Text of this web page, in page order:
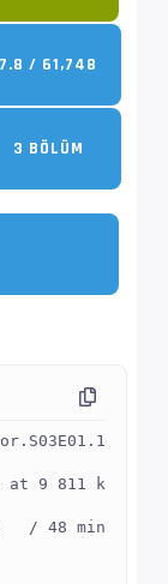
7.8 / 61,748
3 BÖLÜM
at 9 811 kb/s
/ 48 min 46 s